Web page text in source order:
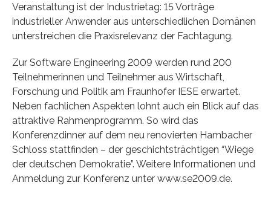
Veranstaltung ist der Industrietag: 15 Vorträge
industrieller Anwender aus unterschiedlichen Domänen
unterstreichen die Praxisrelevanz der Fachtagung.
Zur Software Engineering 2009 werden rund 200
Teilnehmerinnen und Teilnehmer aus Wirtschaft,
Forschung und Politik am Fraunhofer IESE erwartet.
Neben fachlichen Aspekten lohnt auch ein Blick auf das
attraktive Rahmenprogramm. So wird das
Konferenzdinner auf dem neu renovierten Hambacher
Schloss stattfinden – der geschichtsträchtigen “Wiege
der deutschen Demokratie”. Weitere Informationen und
Anmeldung zur Konferenz unter www.se2009.de.